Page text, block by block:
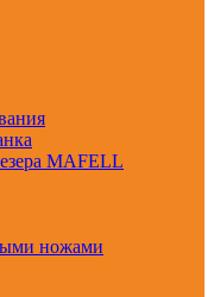
MAFELL
ножами